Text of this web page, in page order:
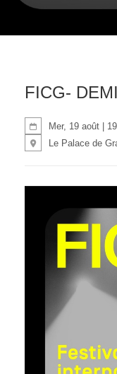
FICG-
Mer, 19 août |
Le Palace de